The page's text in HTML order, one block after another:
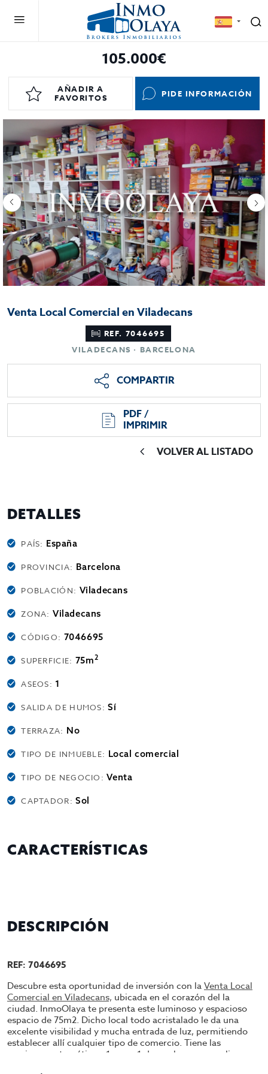
105.000€
AÑADIR A
FAVORITOS
PIDE INFORMACIÓN
Venta Local Comercial en Viladecans
REF. 7046695
VILADECANS · BARCELONA
COMPARTIR
PDF /
IMPRIMIR
VOLVER AL LISTADO
DETALLES
PAÍS: España
PROVINCIA: Barcelona
POBLACIÓN: Viladecans
ZONA:Viladecans
CÓDIGO: 7046695
SUPERFICIE: 75m2
ASEOS: 1
SALIDA DE HUMOS:Sí
TERRAZA: No
TIPO DE INMUEBLE: Local comercial
TIPO DE NEGOCIO:Venta
CAPTADOR:Sol
CARACTERÍSTICAS
DESCRIPCIÓN
REF: 7046695
Descubre esta oportunidad de inversión con laVenta Local
Comercial en Viladecans, ubicada en el corazón del la
ciudad. InmoOlaya te presenta este luminoso y espacioso
espacio de 75m2. Dicho local todo acristalado le da una
excelente visibilidad y mucha entrada de luz, permitiendo
establecer allí cualquier tipo de comercio. Tiene las
persianas automáticas, 1 aseo, 1 despacho y un amplio